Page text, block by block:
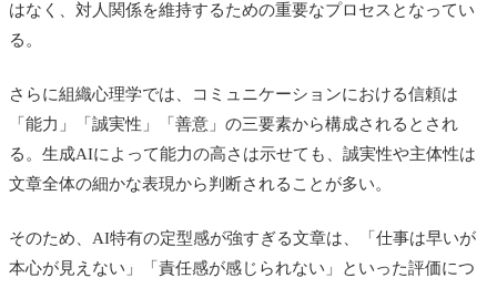
はなく、対人関係を維持するための重要なプロセスとなってい
る。
さらに組織心理学では、コミュニケーションにおける信頼は
「能力」「誠実性」「善意」の三要素から構成されるとされ
る。生成AIによって能力の高さは示せても、誠実性や主体性は
文章全体の細かな表現から判断されることが多い。
そのため、AI特有の定型感が強すぎる文章は、「仕事は早いが
本心が見えない」「責任感が感じられない」といった評価につ